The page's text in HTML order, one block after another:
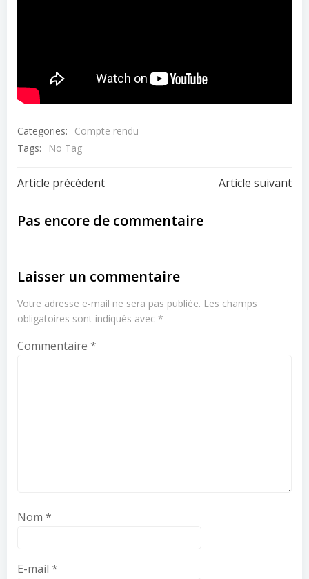
Categories:
Compte rendu
Tags:
No Tag
Navigation
de
Article précédent
Navigation
de
Article suivant
Pas encore de commentaire
Laisser un commentaire
Votre adresse e-mail ne sera pas publiée. Les champs
obligatoires sont indiqués avec *
Commentaire *
Nom *
E-mail *